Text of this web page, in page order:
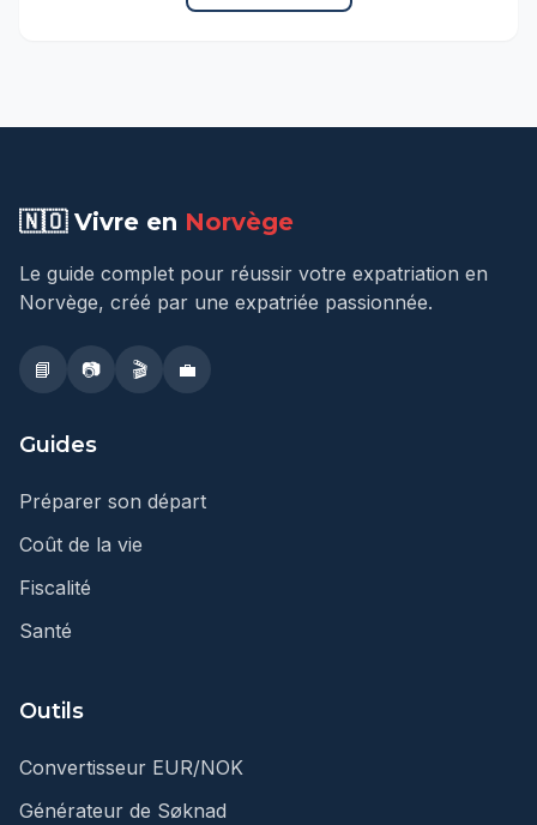
🇳🇴 Vivre en Norvège
Le guide complet pour réussir votre expatriation en
Norvège, créé par une expatriée passionnée.
📘 📷 🎬 💼
Guides
Préparer son départ
Coût de la vie
Fiscalité
Santé
Outils
Convertisseur EUR/NOK
Générateur de Søknad